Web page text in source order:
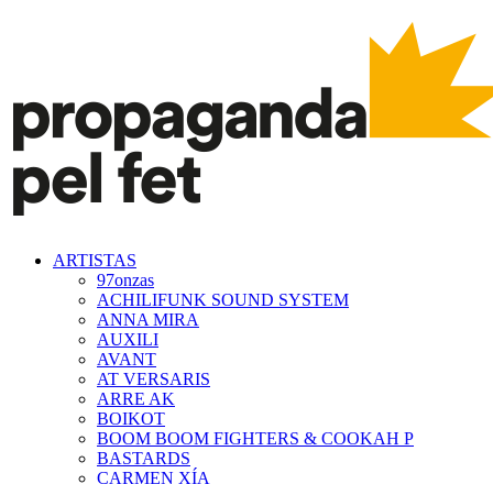
ARTISTAS
97onzas
ACHILIFUNK SOUND SYSTEM
ANNA MIRA
AUXILI
AVANT
AT VERSARIS
ARRE AK
BOIKOT
BOOM BOOM FIGHTERS & COOKAH P
BASTARDS
CARMEN XÍA